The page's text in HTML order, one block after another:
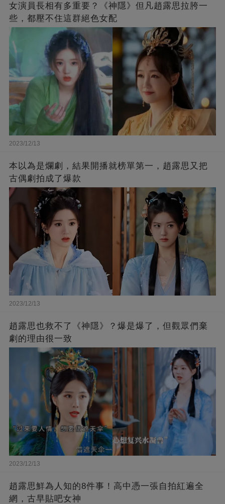
女演員長相有多重要？《神隱》但凡趙露思拉胯一
些，都壓不住這群絕色女配
2023/12/13
本以為是爛劇，結果開播就榜單第一，趙露思又把
古偶劇拍成了爆款
2023/12/13
趙露思也救不了《神隱》？爆是爆了，但觀眾們棄
劇的理由很一致
2023/12/13
趙露思鮮為人知的8件事！高中憑一張自拍紅遍全
網，古早貼吧女神